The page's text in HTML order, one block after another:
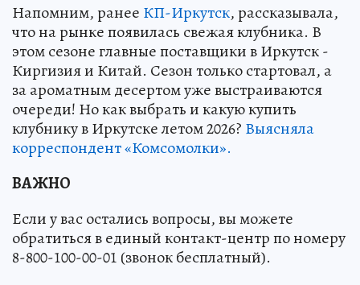
Напомним, ранее КП-Иркутск, рассказывала,
что на рынке появилась свежая клубника. В
этом сезоне главные поставщики в Иркутск -
Киргизия и Китай. Сезон только стартовал, а
за ароматным десертом уже выстраиваются
очереди! Но как выбрать и какую купить
клубнику в Иркутске летом 2026? Выясняла
корреспондент «Комсомолки».
ВАЖНО
Если у вас остались вопросы, вы можете
обратиться в единый контакт-центр по номеру
8-800-100-00-01 (звонок бесплатный).